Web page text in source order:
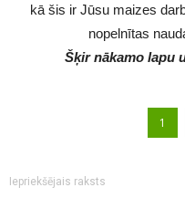
kā šis ir Jūsu maizes
nopelnītas
Šķir nākamo lapu
1
Iepriekšējais raksts